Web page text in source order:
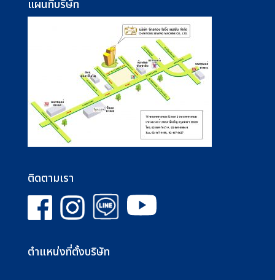
แผนที่บริษัท
ติดตามเรา
ตำแหน่งที่ตั้งบริษัท